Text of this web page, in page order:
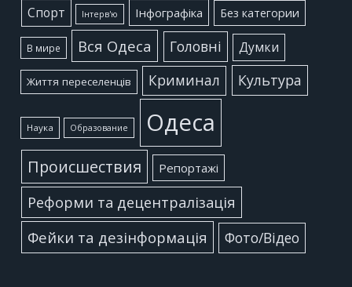
Cпорт Інтерв'ю Інфографіка Без категории
В мире Вся Одеса Головні Думки
Життя переселенців Криминал Культура
Наука Образование Одеса
Происшествия Репортажі
Реформи та децентралізація
Фейки та дезінформація
Фото/Відео